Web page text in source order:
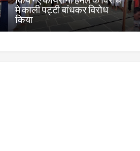
मे काली पट्टी बांधकर विरोध
किया